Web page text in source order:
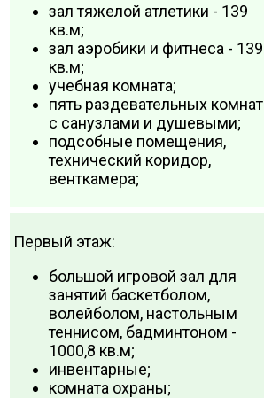
зал тяжелой атлетики - 139
кв.м;
зал аэробики и фитнеса - 139
кв.м;
учебная комната;
пять раздевательных комнат
с санузлами и душевыми;
подсобные помещения,
технический коридор,
венткамера;
Первый этаж:
большой игровой зал для
занятий баскетболом,
волейболом, настольным
теннисом, бадминтоном -
1000,8 кв.м;
инвентарные;
комната охраны;